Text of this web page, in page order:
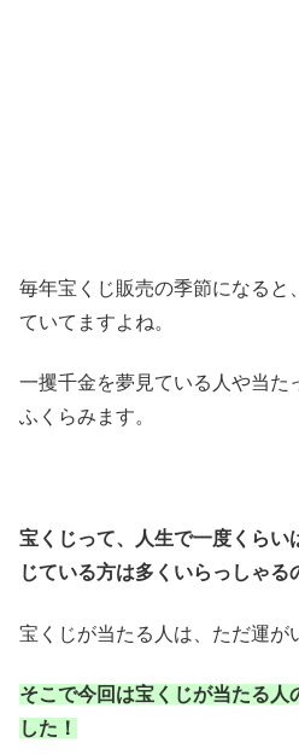
毎年宝くじ販売の季節になると
ていてますよね。
一攫千金を夢見ている人や当た
ふくらみます。
宝くじって、人生で一度くらい
じている方は多くいらっしゃる
宝くじが当たる人は、ただ運が
そこで今回は宝くじが当たる人
した！